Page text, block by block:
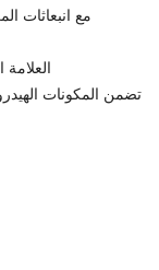
تضمن المكونات